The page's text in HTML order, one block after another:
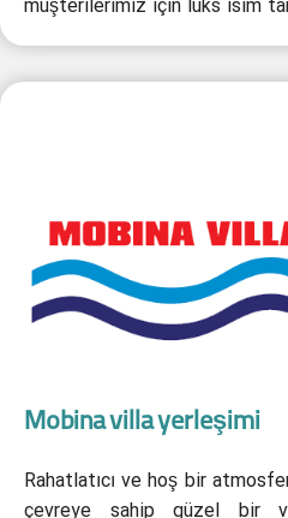
müşterilerimiz için lüks isim
Mobina villa yerleşimi
Rahatlatıcı ve hoş bir
çevreye sahip güzel bir